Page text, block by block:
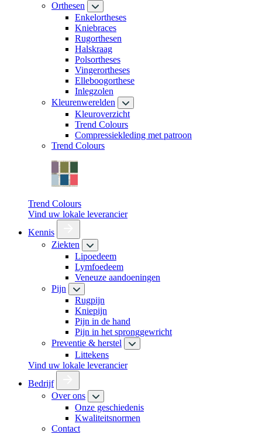
Orthesen
Enkelortheses
Kniebraces
Rugorthesen
Halskraag
Polsortheses
Vingerortheses
Elleboogorthese
Inlegzolen
Kleurenwerelden
Kleuroverzicht
Trend Colours
Compressiekleding met patroon
Trend Colours
Trend Colours
Vind uw lokale leverancier
Kennis
Ziekten
Lipoedeem
Lymfoedeem
Veneuze aandoeningen
Pijn
Rugpijn
Kniepijn
Pijn in de hand
Pijn in het spronggewricht
Preventie & herstel
Littekens
Vind uw lokale leverancier
Bedrijf
Over ons
Onze geschiedenis
Kwaliteitsnormen
Contact